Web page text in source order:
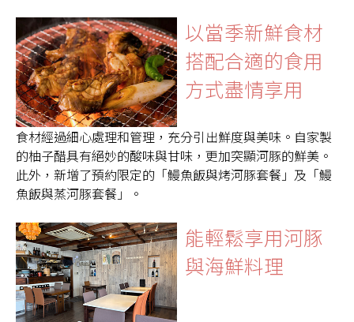
以當季新鮮食材
搭配合適的食用
方式盡情享用
食材經過細心處理和管理，充分引出鮮度與美味。自家製
的柚子醋具有絕妙的酸味與甘味，更加突顯河豚的鮮美。
此外，新增了預約限定的「鰻魚飯與烤河豚套餐」及「鰻
魚飯與蒸河豚套餐」。
能輕鬆享用河豚
與海鮮料理